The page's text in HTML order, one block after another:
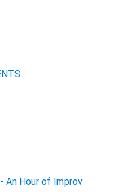
- An Hour of Improv